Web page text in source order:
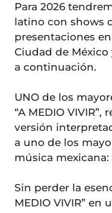
Para 2026
latino con shows
presentaciones
Ciudad de México
a continuación.
UNO de los
“A MEDIO
versión
a uno de los
música mexicana:
Sin perder la
MEDIO VIVIR” en